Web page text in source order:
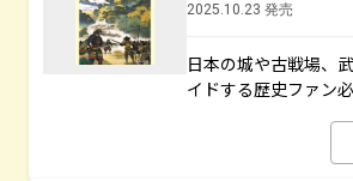
2025.10.23 発売
日本の城や古戦場、
イドする歴史ファン